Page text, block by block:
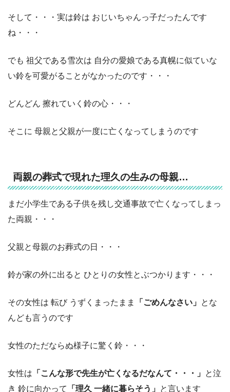
そして・・・実は鈴は おじいちゃんっ子だったんです
ね・・・
でも 祖父である雪次は 自分の愛娘である真幌に似ていな
い鈴を可愛がることがなかったのです・・・
どんどん 擦れていく鈴の心・・・
そこに 母親と父親が一度に亡くなってしまうのです
両親の葬式で現れた理久の生みの母親…
まだ小学生である子供を残し交通事故で亡くなってしまっ
た両親・・・
父親と母親のお葬式の日・・・
鈴が家の外に出ると ひとりの女性とぶつかります・・・
その女性は 転び うずくまったまま 「ごめんなさい」 とな
んども言うのです
女性のただならぬ様子に驚く鈴・・・
女性は 「こんな形で先生が亡くなるだなんて・・・」 と泣
き 鈴に向かって
「理久 一緒に暮らそう」 と言います